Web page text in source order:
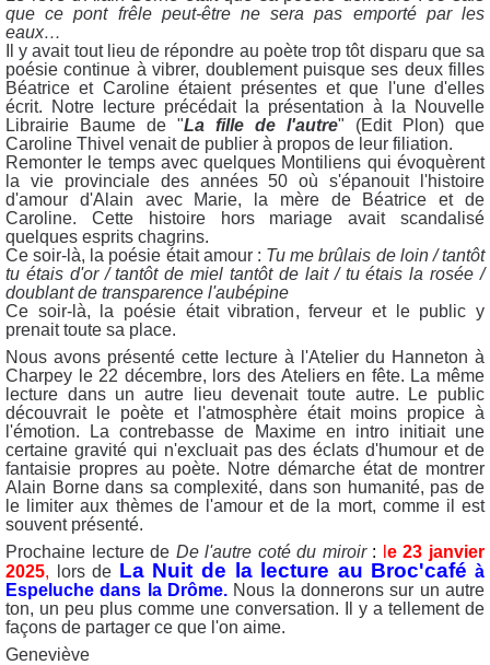
que ce pont frêle peut-être ne sera pas emporté par les
eaux…
Il y avait tout lieu de répondre au poète trop tôt disparu que sa
poésie continue à vibrer, doublement puisque ses deux filles
Béatrice et Caroline étaient présentes et que l'une d'elles
écrit. Notre lecture précédait la présentation à la Nouvelle
Librairie Baume de "La fille de l'autre" (Edit Plon) que
Caroline Thivel venait de publier à propos de leur filiation.
Remonter le temps avec quelques Montiliens qui évoquèrent
la vie provinciale des années 50 où s'épanouit l'histoire
d'amour d'Alain avec Marie, la mère de Béatrice et de
Caroline. Cette histoire hors mariage avait scandalisé
quelques esprits chagrins.
Ce soir-là, la poésie était amour : Tu me brûlais de loin / tantôt
tu étais d'or / tantôt de miel tantôt de lait / tu étais la rosée /
doublant de transparence l'aubépine
Ce soir-là, la poésie était vibration, ferveur et le public y
prenait toute sa place.
Nous avons présenté cette lecture à l'Atelier du Hanneton à
Charpey le 22 décembre, lors des Ateliers en fête. La même
lecture dans un autre lieu devenait toute autre. Le public
découvrait le poète et l'atmosphère était moins propice à
l'émotion. La contrebasse de Maxime en intro initiait une
certaine gravité qui n'excluait pas des éclats d'humour et de
fantaisie propres au poète. Notre démarche état de montrer
Alain Borne dans sa complexité, dans son humanité, pas de
le limiter aux thèmes de l'amour et de la mort, comme il est
souvent présenté.
Prochaine lecture de De l'autre coté du miroir :
e 23 janvier
2025, lors de La Nuit de la lecture au Broc'café à
Espeluche dans la Drôme. Nous la donnerons sur un autre
ton, un peu plus comme une conversation.
Il y a tellement de
façons de partager ce que l'on aime.
Geneviève